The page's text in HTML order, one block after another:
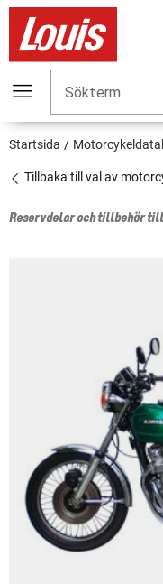
Sökterm
Startsida
Tillbaka till val av
Reservdelar och tillbehör till